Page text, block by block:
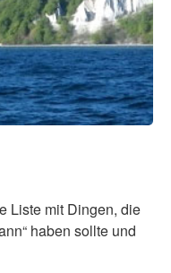
Liste mit Dingen, die
haben sollte und